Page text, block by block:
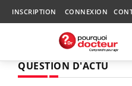
INSCRIPTION CONNEXION
QUESTION D'ACTU